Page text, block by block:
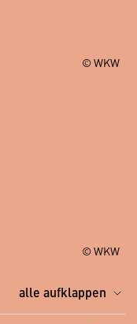
© WKW
© WKW
alle aufklappen